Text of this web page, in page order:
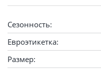
Сезонность:
Евроэтикетка:
Размер: